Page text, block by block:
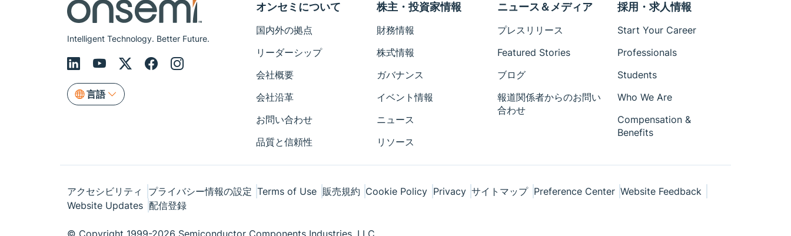
Intelligent Technology. Better Future.
言語
オンセミについて
国内外の拠点
リーダーシップ
会社概要
会社沿革
お問い合わせ
品質と信頼性
株主・投資家情報
財務情報
株式情報
ガバナンス
イベント情報
ニュース
リソース
ニュース＆メディア
プレスリリース
Featured Stories
ブログ
報道関係者からのお問い
合わせ
採用・求人情報
Start Your Career
Professionals
Students
Who We Are
Compensation &
Benefits
アクセシビリティ プライバシー情報の設定 Terms of Use 販売規約 Cookie Policy Privacy サイトマップ Preference Center Website Feedback
Website Updates 配信登録